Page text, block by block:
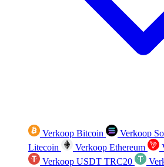
Verkoop Bitcoin Verkoop
Litecoin
Verkoop Ethereum
Verkoop USDT TRC20